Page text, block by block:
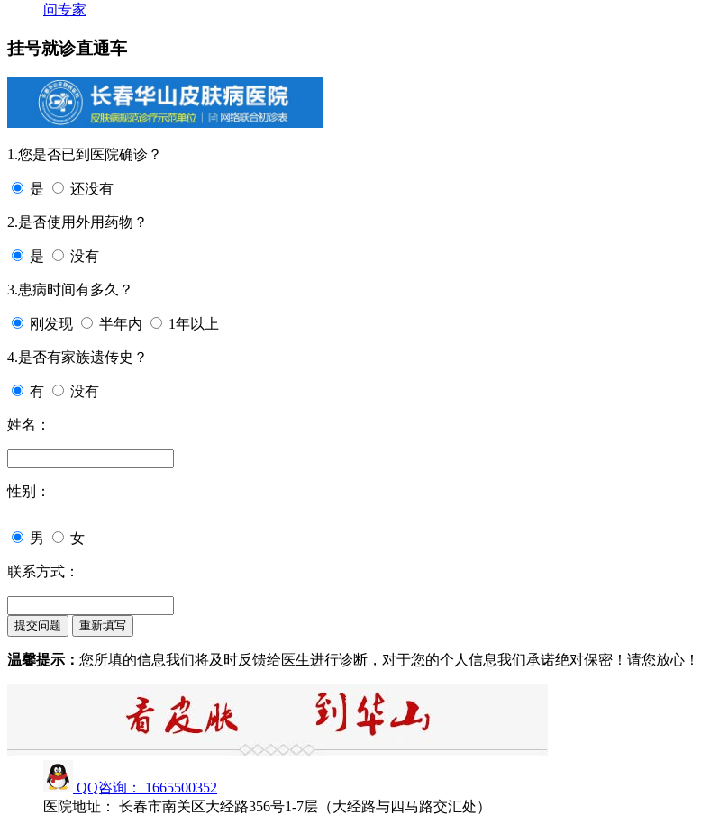
问专家
挂号就诊直通车
1.您是否已到医院确诊？
是 还没有
2.是否使用外用药物？
是 没有
3.患病时间有多久？
刚发现 半年内 1年以上
4.是否有家族遗传史？
有 没有
姓名：
性别：
男 女
联系方式：
温馨提示： 您所填的信息我们将及时反馈给医生进行诊断，对于您的个人信息我们承诺绝对保密！请您放心！
QQ咨询： 1665500352
医院地址： 长春市南关区大经路356号1-7层（大经路与四马路交汇处）